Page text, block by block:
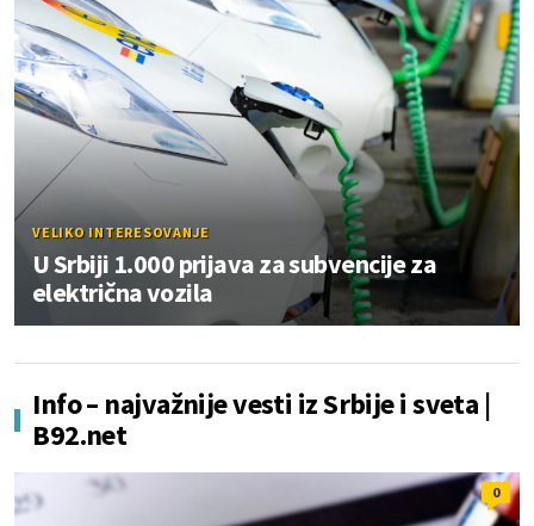
VELIKO INTERESOVANJE
U Srbiji 1.000 prijava za subvencije za
električna vozila
Info – najvažnije vesti iz Srbije i sveta |
B92.net
0